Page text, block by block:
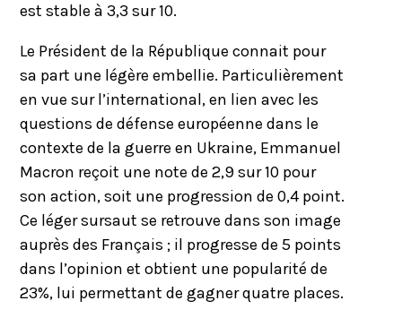
est stable à 3,3 sur 10.
Le Président de la République connait pour
sa part une légère embellie. Particulièrement
en vue sur l’international, en lien avec les
questions de défense européenne dans le
contexte de la guerre en Ukraine, Emmanuel
Macron reçoit une note de 2,9 sur 10 pour
son action, soit une progression de 0,4 point.
Ce léger sursaut se retrouve dans son image
auprès des Français ; il progresse de 5 points
dans l’opinion et obtient une popularité de
23%, lui permettant de gagner quatre places.